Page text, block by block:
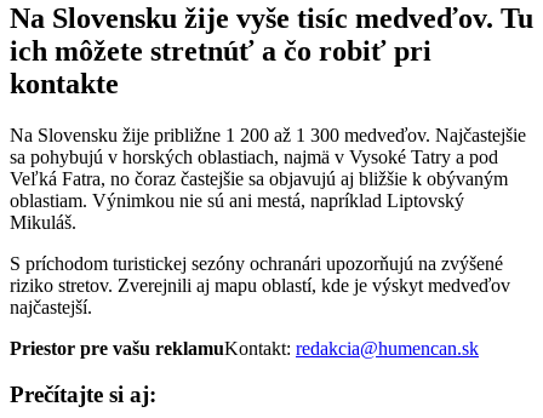
Na Slovensku žije vyše tisíc medveďov. Tu
ich môžete stretnúť a čo robiť pri
kontakte
Na Slovensku žije približne 1 200 až 1 300 medveďov. Najčastejšie
sa pohybujú v horských oblastiach, najmä v Vysoké Tatry a pod
Veľká Fatra, no čoraz častejšie sa objavujú aj bližšie k obývaným
oblastiam. Výnimkou nie sú ani mestá, napríklad Liptovský
Mikuláš.
S príchodom turistickej sezóny ochranári upozorňujú na zvýšené
riziko stretov. Zverejnili aj mapu oblastí, kde je výskyt medveďov
najčastejší.
Priestor pre vašu reklamuKontakt: redakcia@humencan.sk
Prečítajte si aj: